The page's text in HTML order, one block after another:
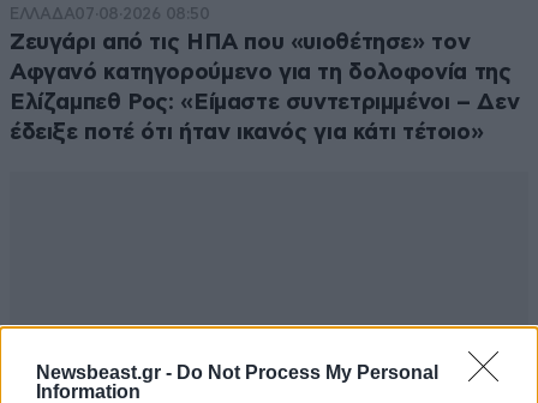
Newsbeast.gr - Do Not Process My Personal
Information
ΕΛΛΑΔΑ07·08·2026 08:50
Ζευγάρι από τις ΗΠΑ που «υιοθέτησε» τον
Αφγανό κατηγορούμενο για τη δολοφονία της
Ελίζαμπεθ Ρος: «Είμαστε συντετριμμένοι – Δεν
έδειξε ποτέ ότι ήταν ικανός για κάτι τέτοιο»